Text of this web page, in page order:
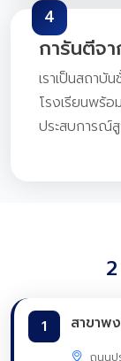
4
การันตีจ
เราเป็นสถา
โรงเรียนพร้
ประสบการณ์
1 สาขาพ
ถนน